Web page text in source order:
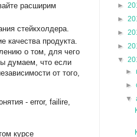
расширим
стейкхолдера.
качества продукта.
о том, для чего
думаем, что если
от того,
- error, failire,
курсе
►
►
►
►
▼
►
►
▼